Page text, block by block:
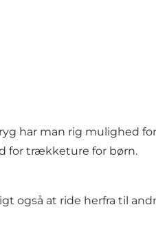
har man rig mulighed
for trækketure for børn.
også at ride herfra til